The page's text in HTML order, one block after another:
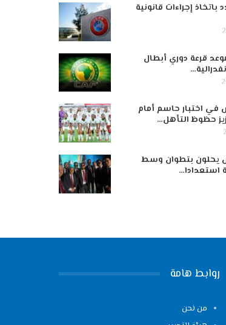
باتخاذ إجراءات قانونية
قرعة دوري أبطال
في اختبار حاسم أمام
حظوظ التأهل…
يحلون بتطوان وسط
استعدادا…
روابط هامة
من نحن